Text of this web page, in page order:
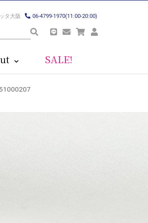
タ大阪 06-4799-1970(11:00-20:00)
SALE!